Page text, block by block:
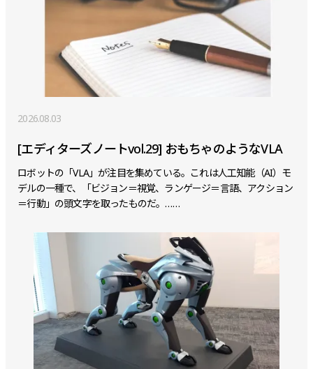
2026.08.03
[エディターズノートvol.29] おもちゃのようなVLA
ロボットの「VLA」が注目を集めている。これは人工知能（AI）モ
デルの一種で、「ビジョン＝視覚、ランゲージ＝言語、アクション
＝行動」の頭文字を取ったものだ。……